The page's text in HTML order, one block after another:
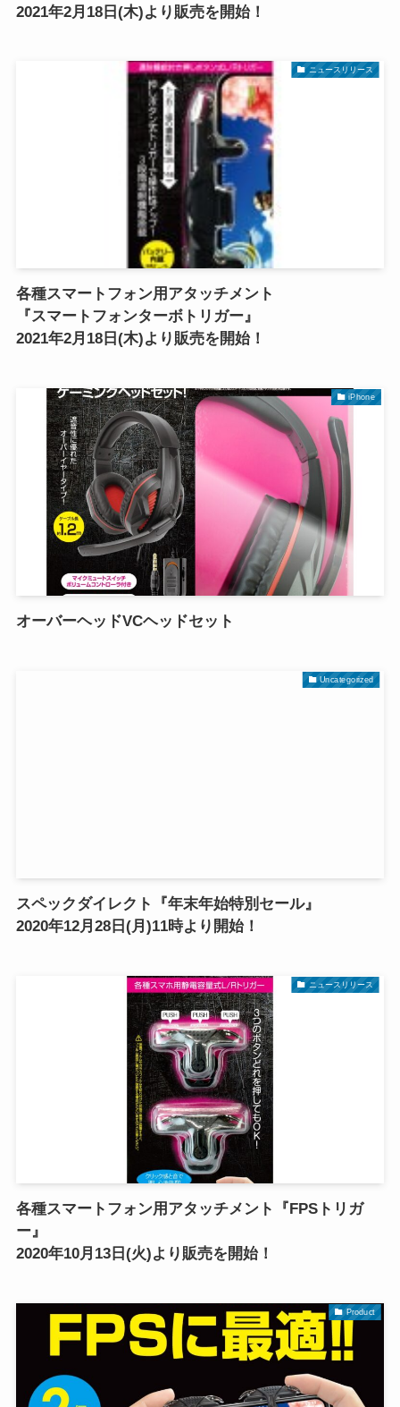
2021年2月18日(木)より販売を開始！
ニュースリリース
各種スマートフォン用アタッチメント
『スマートフォンターボトリガー』
2021年2月18日(木)より販売を開始！
iPhone
オーバーヘッドVCヘッドセット
Uncategorized
スペックダイレクト『年末年始特別セール』
2020年12月28日(月)11時より開始！
ニュースリリース
各種スマートフォン用アタッチメント『FPSトリガ
ー』
2020年10月13日(火)より販売を開始！
Product